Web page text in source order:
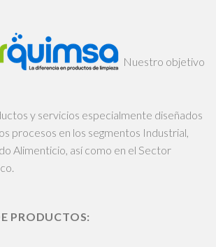
Nuestro objetivo
y servicios especialmente diseñados
procesos en los segmentos Industrial,
Alimenticio, así como en el Sector
PRODUCTOS: